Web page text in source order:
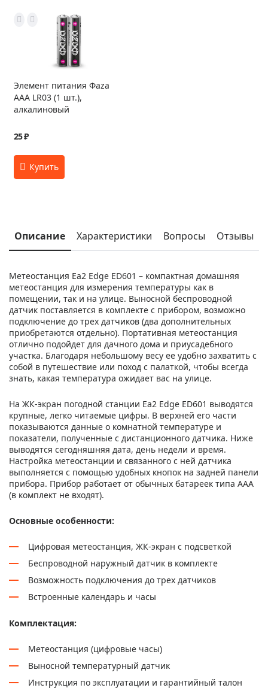
Элемент питания Фаza
AAA LR03 (1 шт.),
алкалиновый
25 ₽
Описание Характеристики Вопросы Отзывы
Метеостанция Еа2 Edge ED601 – компактная домашняя
метеостанция для измерения температуры как в
помещении, так и на улице. Выносной беспроводной
датчик поставляется в комплекте с прибором, возможно
подключение до трех датчиков (два дополнительных
приобретаются отдельно). Портативная метеостанция
отлично подойдет для дачного дома и приусадебного
участка. Благодаря небольшому весу ее удобно захватить с
собой в путешествие или поход с палаткой, чтобы всегда
знать, какая температура ожидает вас на улице.
На ЖК-экран погодной станции Еа2 Edge ED601 выводятся
крупные, легко читаемые цифры. В верхней его части
показываются данные о комнатной температуре и
показатели, полученные с дистанционного датчика. Ниже
выводятся сегодняшняя дата, день недели и время.
Настройка метеостанции и связанного с ней датчика
выполняется с помощью удобных кнопок на задней панели
прибора. Прибор работает от обычных батареек типа ААА
(в комплект не входят).
Основные особенности:
Цифровая метеостанция, ЖК-экран с подсветкой
Беспроводной наружный датчик в комплекте
Возможность подключения до трех датчиков
Встроенные календарь и часы
Комплектация:
Метеостанция (цифровые часы)
Выносной температурный датчик
Инструкция по эксплуатации и гарантийный талон